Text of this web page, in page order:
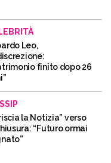
Leo,
finito dopo 26
la Notizia” verso
“Futuro ormai